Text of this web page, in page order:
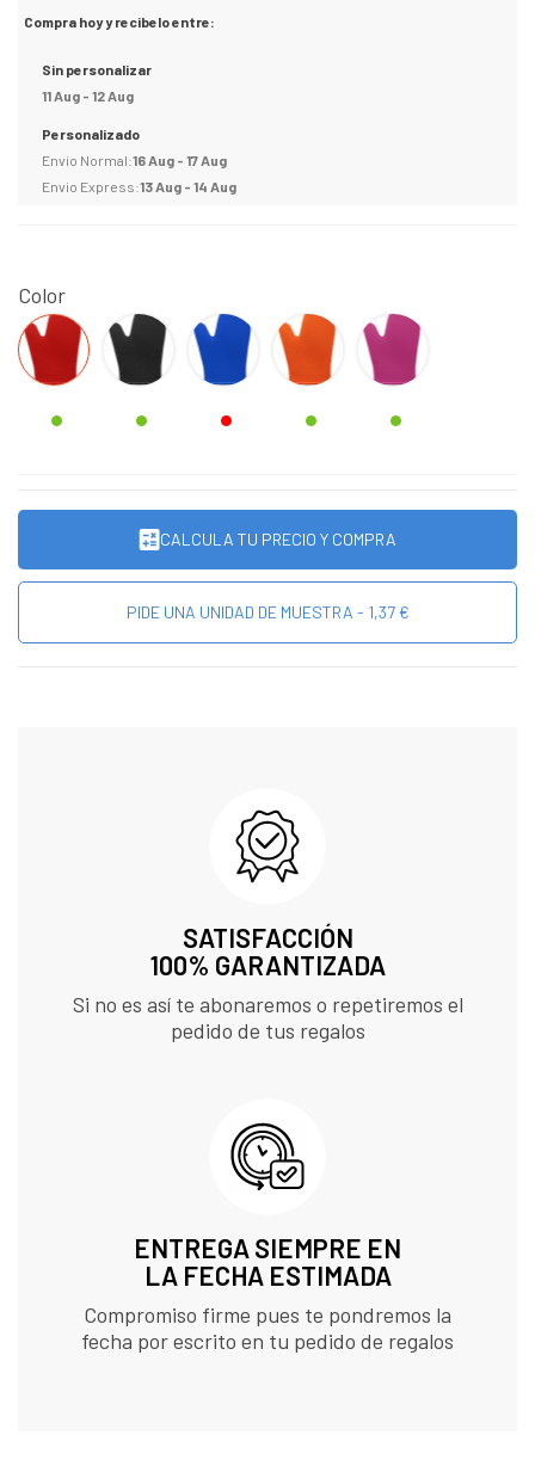
Compra hoy y recibelo entre:
Sin personalizar
11 Aug - 12 Aug
Personalizado
Envio Normal:16 Aug - 17 Aug
Envio Express:13 Aug - 14 Aug
Color
Rojo
Negro AZUL NARANJAFUCSIA
CALCULA TU PRECIO Y COMPRA
PIDE UNA UNIDAD DE MUESTRA - 1,37 €
SATISFACCIÓN
100% GARANTIZADA
Si no es así te abonaremos o repetiremos el
pedido de tus regalos
ENTREGA SIEMPRE EN
LA FECHA ESTIMADA
Compromiso firme pues te pondremos la
fecha por escrito en tu pedido de regalos